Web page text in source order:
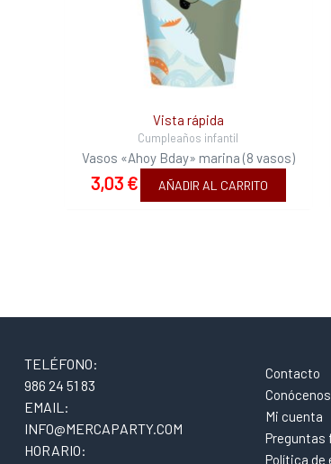
Vista rápida
Cumpleaños infantil
Vasos «Ahoy Bday» marina (8 vasos)
3,03 € AÑADIR AL CARRITO
TELÉFONO:
986 24 51 83
EMAIL:
INFO@MERCAPARTY.COM
HORARIO:
Contacto
Conócenos
Mi cuenta
Preguntas
Política de